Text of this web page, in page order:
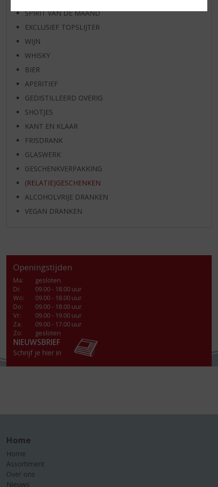
SPIRIT VAN DE MAAND
EXCLUSIEF TOPSLIJTER
WIJN
WHISKY
BIER
APERITIEF
GEDISTILLEERD OVERIG
SHOTJES
KANT EN KLAAR
FRISDRANK
GLASWERK
GESCHENKVERPAKKING
(RELATIE)GESCHENKEN
ALCOHOLVRIJE DRANKEN
VEGAN DRANKEN
Openingstijden
Ma:
gesloten
Di:
09.00 - 18.00 uur
Wo:
09.00 - 18.00 uur
Do:
09.00 - 18.00 uur
Vr:
09.00 - 19.00 uur
Za:
09.00 - 17.00 uur
Zo:
gesloten
NIEUWSBRIEF
Schrijf je hier in
Home
Home
Assortiment
Over ons
Nieuws